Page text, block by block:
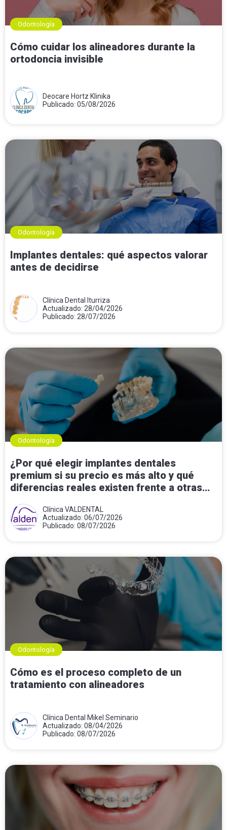
Odontología
Cómo cuidar los alineadores durante la
ortodoncia invisible
Deocare Hortz Klinika
Publicado: 05/08/2026
Odontología
Implantes dentales: qué aspectos valorar
antes de decidirse
Clínica Dental Iturriza
Actualizado: 28/04/2026
Publicado: 28/07/2026
Odontología
¿Por qué elegir implantes dentales
premium si su precio es más alto y qué
diferencias reales existen frente a otras
Clínica VALDENTAL
Actualizado: 06/07/2026
Publicado: 08/07/2026
Odontología
Cómo es el proceso completo de un
tratamiento con alineadores
Clínica Dental Mikel Seminario
Actualizado: 08/04/2026
Publicado: 08/07/2026